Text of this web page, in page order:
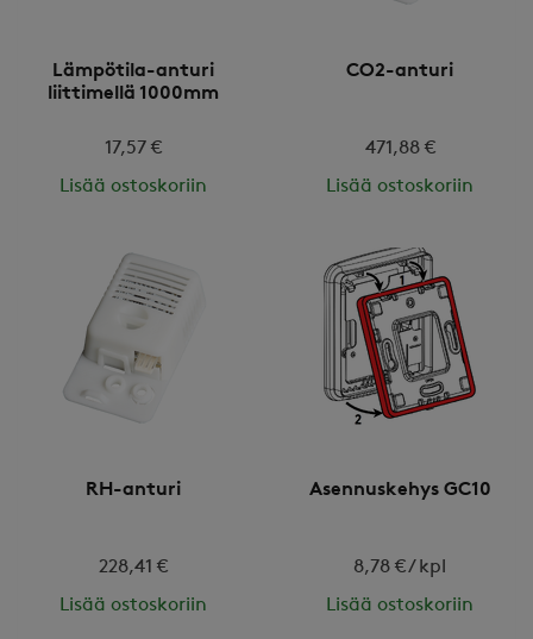
Lämpötila-anturi
liittimellä 1000mm
17,57 €
Lisää ostoskoriin
CO2-anturi
471,88 €
Lisää ostoskoriin
RH-anturi
228,41 €
Lisää ostoskoriin
Asennuskehys GC10
8,78 € / kpl
Lisää ostoskoriin